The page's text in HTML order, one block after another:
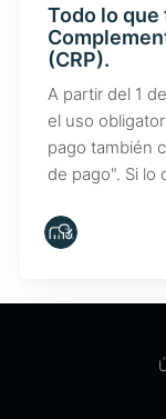
Todo lo
(CRP).
A partir del 1
el uso
pago también
de pago". Si lo